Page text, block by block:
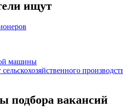
ищут
машины
подбора вакансий